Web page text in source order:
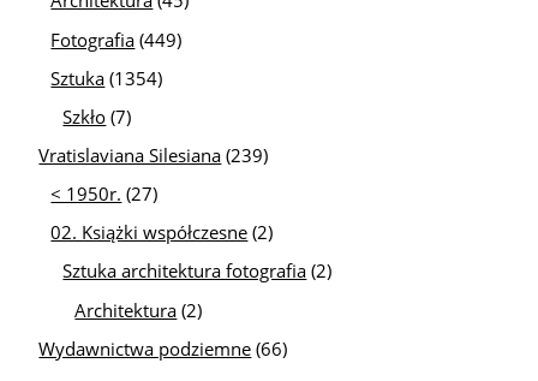
Fotografia (449)
Sztuka (1354)
Szkło (7)
Vratislaviana Silesiana (239)
< 1950r. (27)
02. Książki współczesne (2)
Sztuka architektura fotografia (2)
Architektura (2)
Wydawnictwa podziemne (66)